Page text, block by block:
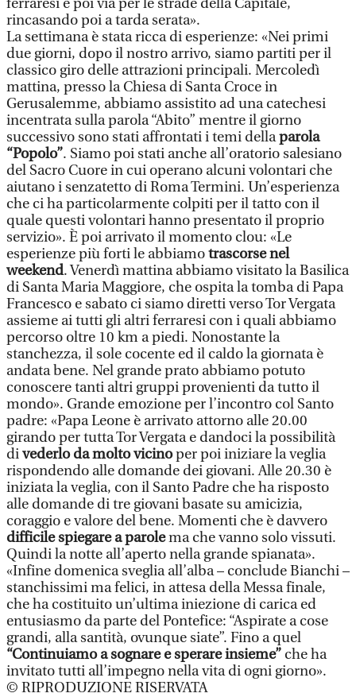
ferraresi e poi via per le strade della Capitale,
rincasando poi a tarda serata».
La settimana è stata ricca di esperienze: «Nei primi
due giorni, dopo il nostro arrivo, siamo partiti per il
classico giro delle attrazioni principali. Mercoledì
mattina, presso la Chiesa di Santa Croce in
Gerusalemme, abbiamo assistito ad una catechesi
incentrata sulla parola “Abito” mentre il giorno
successivo sono stati affrontati i temi dellaparola
“Popolo”. Siamo poi stati anche all’oratorio salesiano
del Sacro Cuore in cui operano alcuni volontari che
aiutano i senzatetto di Roma Termini. Un’esperienza
che ci ha particolarmente colpiti per il tatto con il
quale questi volontari hanno presentato il proprio
servizio». È poi arrivato il momento clou: «Le
esperienze più forti le abbiamotrascorse nel
weekend. Venerdì mattina abbiamo visitato la Basilica
di Santa Maria Maggiore, che ospita la tomba di Papa
Francesco e sabato ci siamo diretti verso Tor Vergata
assieme ai tutti gli altri ferraresi con i quali abbiamo
percorso oltre 10 km a piedi. Nonostante la
stanchezza, il sole cocente ed il caldo la giornata è
andata bene. Nel grande prato abbiamo potuto
conoscere tanti altri gruppi provenienti da tutto il
mondo». Grande emozione per l’incontro col Santo
padre: «Papa Leone è arrivato attorno alle 20.00
girando per tutta Tor Vergata e dandoci la possibilità
divederlo da molto vicinoper poi iniziare la veglia
rispondendo alle domande dei giovani. Alle 20.30 è
iniziata la veglia, con il Santo Padre che ha risposto
alle domande di tre giovani basate su amicizia,
coraggio e valore del bene. Momenti che è davvero
difficile spiegare a parolema che vanno solo vissuti.
Quindi la notte all’aperto nella grande spianata».
«Infine domenica sveglia all’alba – conclude Bianchi –
stanchissimi ma felici, in attesa della Messa finale,
che ha costituito un’ultima iniezione di carica ed
entusiasmo da parte del Pontefice: “Aspirate a cose
grandi, alla santità, ovunque siate”. Fino a quel
“Continuiamo a sognare e sperare insieme” che ha
invitato tutti all’impegno nella vita di ogni giorno».
© RIPRODUZIONE RISERVATA